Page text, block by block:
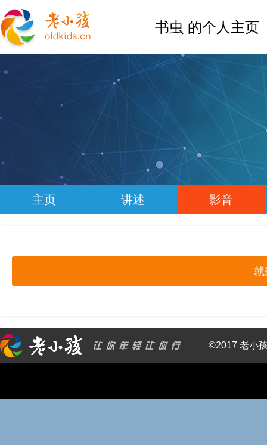
书虫 的个人主页
主页 讲述 影音
就
©2017 老小